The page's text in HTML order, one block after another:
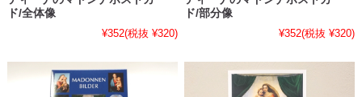
ド/全体像
¥352(税抜 ¥320)
ド/部分像
¥352(税抜 ¥320)